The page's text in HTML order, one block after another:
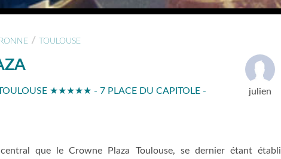
/ TOULOUSE
TOULOUSE ★★★★★ - 7 PLACE DU CAPITOLE -
julien
que le Crowne Plaza Toulouse, se dernier étant établi